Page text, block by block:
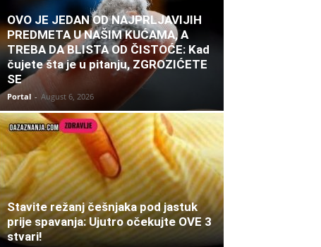
OVO JE JEDAN OD NAJPRLJAVIJIH
PREDMETA U NAŠIM KUĆAMA, A
TREBA DA BLISTA OD ČISTOĆE: Kad
čujete šta je u pitanju, ZGROZIĆETE
SE
Portal - August 6, 2026
Stavite režanj češnjaka pod jastuk
prije spavanja: Ujutro očekujte OVE 3
stvari!